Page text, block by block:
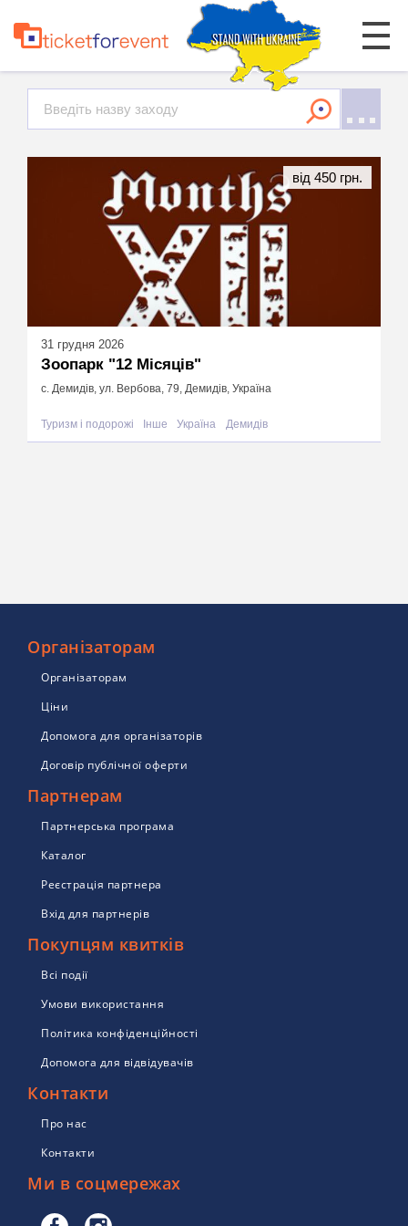
31 грудня 2026
Зоопарк "12 Місяців"
с. Демидів, ул. Вербова, 79, Демидів, Україна
Туризм і подорожі Інше Україна Демидів
від 450 грн.
Організаторам
Організаторам
Ціни
Допомога для організаторів
Договір публічної оферти
Партнерам
Партнерська програма
Каталог
Реєстрація партнера
Вхід для партнерів
Покупцям квитків
Всі події
Умови використання
Політика конфіденційності
Допомога для відвідувачів
Контакти
Про нас
Контакти
Ми в соцмережах